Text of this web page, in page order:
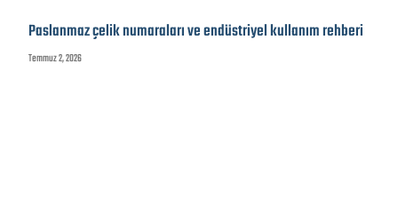
Paslanmaz çelik numaraları ve endüstriyel kullanım rehberi
Temmuz 2, 2026